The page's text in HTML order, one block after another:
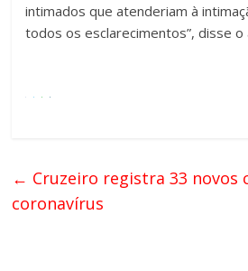
intimados que atenderiam à
todos os esclarecimentos”, disse o
← Cruzeiro registra 33 novos
coronavírus